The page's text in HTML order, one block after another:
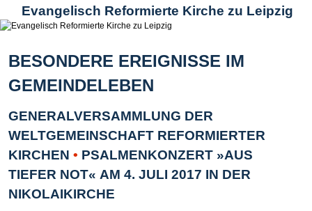
Evangelisch Reformierte Kirche zu Leipzig
BESONDERE EREIGNISSE IM
GEMEINDELEBEN
GENERALVERSAMMLUNG DER
WELTGEMEINSCHAFT REFORMIERTER
KIRCHEN • PSALMENKONZERT »AUS
TIEFER NOT« AM 4. JULI 2017 IN DER
NIKOLAIKIRCHE